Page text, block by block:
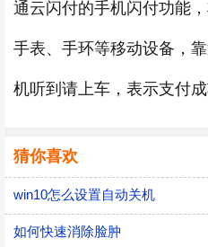
通云闪付的手机闪付功能
手表、手环等移动设备，
机听到请上车，表示支付成
猜你喜欢
win10怎么设置自动关机
如何快速消除脸肿